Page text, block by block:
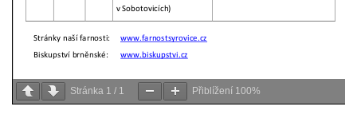
Stránka 1 / 1 Přiblížení 100%